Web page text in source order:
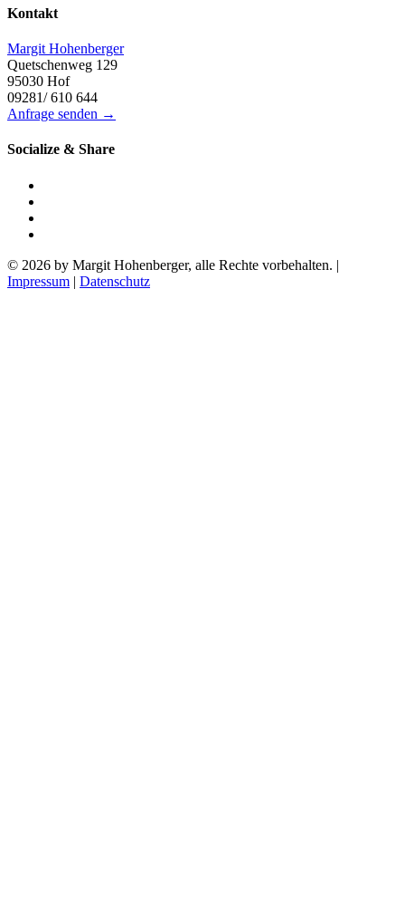
Kontakt
Margit Hohenberger
Quetschenweg 129
95030 Hof
09281/ 610 644
Anfrage senden →
Socialize & Share
© 2026 by Margit Hohenberger, alle Rechte vorbehalten. |
Impressum | Datenschutz